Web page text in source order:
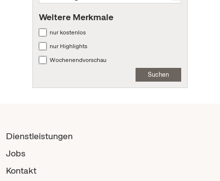
Weitere Merkmale
nur kostenlos
nur Highlights
Wochenendvorschau
Suchen
Dienstleistungen
Jobs
Kontakt